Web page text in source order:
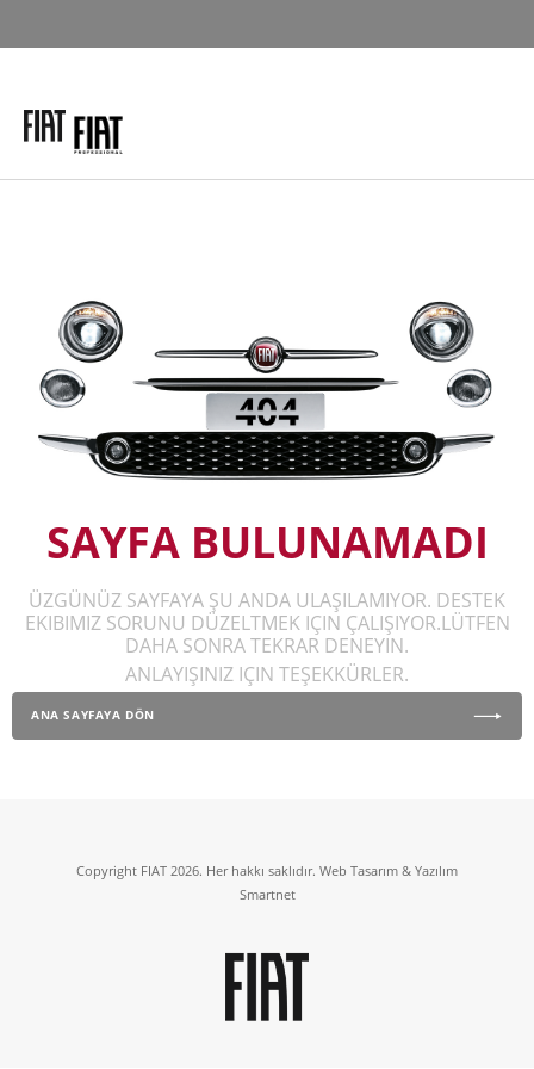
SAYFA BULUNAMADI
ÜZGÜNÜZ SAYFAYA ŞU ANDA ULAŞILAMIYOR. DESTEK
EKIBIMIZ SORUNU DÜZELTMEK IÇIN ÇALIŞIYOR.LÜTFEN
DAHA SONRA TEKRAR DENEYIN.
ANLAYIŞINIZ IÇIN TEŞEKKÜRLER.
ANA SAYFAYA DÖN
Copyright FIAT 2026. Her hakkı saklıdır. Web Tasarım & Yazılım
Smartnet